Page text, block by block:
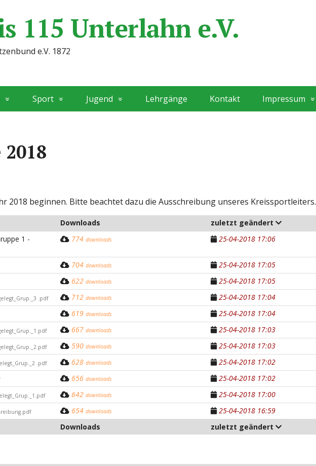
115 Unterlahn e.V.
e.V. 1872
Sport Jugend Lehrgänge Kontakt Impressum
2018 beginnen. Bitte beachtet dazu die Ausschreibung unseres Kreissportleiters.
Downloads zuletzt geändert
Downloads zuletzt geändert
1 - 774 downloads 25-04-2018 17:06
704 downloads
25-04-2018 17:05
622 downloads
25-04-2018 17:05
.pdf 712 downloads
25-04-2018 17:04
619 downloads
25-04-2018 17:04
667 downloads
25-04-2018 17:03
590 downloads
25-04-2018 17:03
.pdf 628 downloads
25-04-2018 17:02
656 downloads
25-04-2018 17:02
642 downloads
25-04-2018 17:00
654 downloads 25-04-2018 16:59